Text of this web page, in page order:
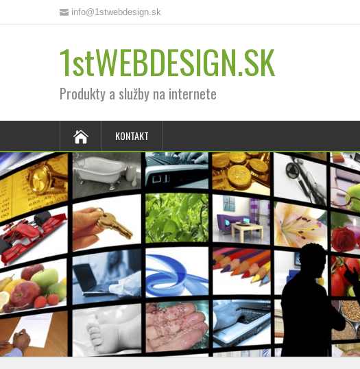
info@1stwebdesign.sk
1stWEBDESIGN.SK
Produkty a služby na internete
KONTAKT